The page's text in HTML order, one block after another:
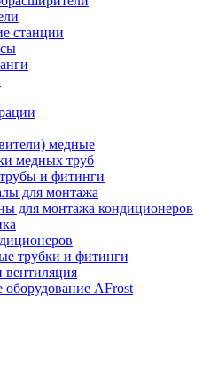
станции
медные
медных труб
и фитинги
для монтажа
для монтажа кондиционеров
трубки и фитинги
AFrost